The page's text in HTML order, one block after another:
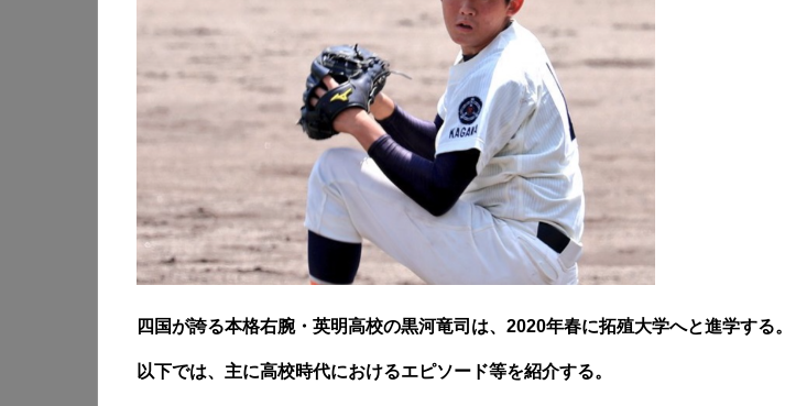
四国が誇る本格右腕・英明高校の黒河竜司は、2020年春に拓殖大学へと進学する。
以下では、主に高校時代におけるエピソード等を紹介する。